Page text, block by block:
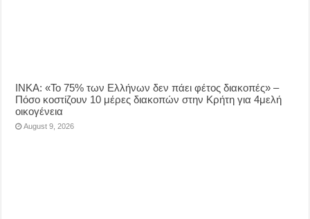
ΙΝΚΑ: «Το 75% των Ελλήνων δεν πάει φέτος διακοπές» –
Πόσο κοστίζουν 10 μέρες διακοπών στην Κρήτη για 4μελή
οικογένεια
August 9, 2026